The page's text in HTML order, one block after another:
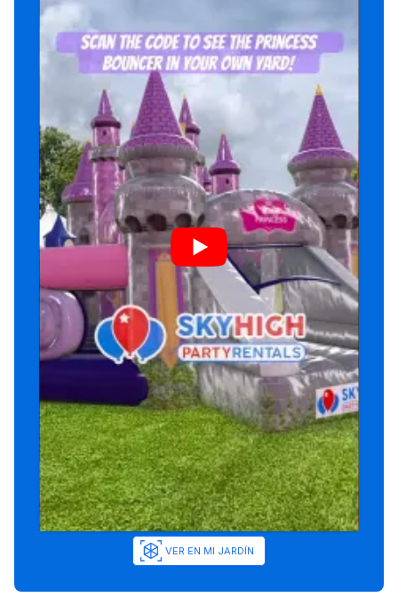
VER EN MI JARDÍN